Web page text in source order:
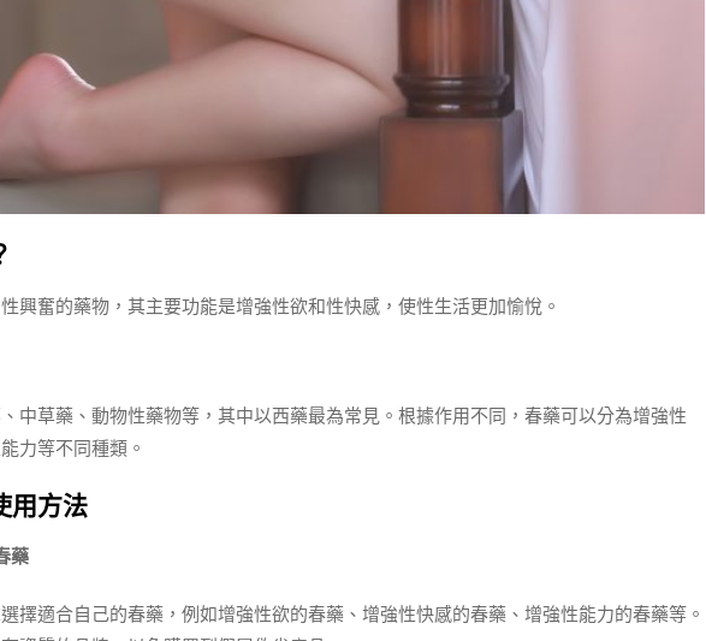
興奮的藥物，其主要功能是增強性欲和性快感，使性生活更加愉悅。
中草藥、動物性藥物等，其中以西藥最為常見。根據作用不同，春藥可以分為增強性
力等不同種類。
用方法
藥
擇適合自己的春藥，例如增強性欲的春藥、增強性快感的春藥、增強性能力的春藥等。